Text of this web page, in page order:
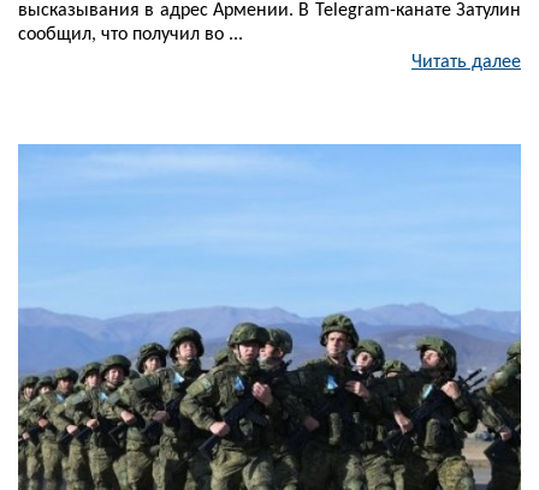
высказывания в адрес Армении. В Telegram-канате Затулин
сообщил, что получил во ...
Читать далее